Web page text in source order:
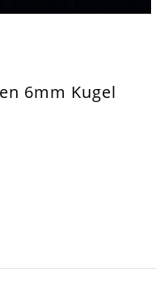
6mm Kugel